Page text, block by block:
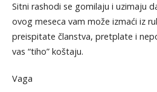
Sitni rashodi se gomilaju i uzimaju
ovog meseca vam može izmaći iz
preispitate članstva, pretplate i
vas “tiho” koštaju.
Vaga